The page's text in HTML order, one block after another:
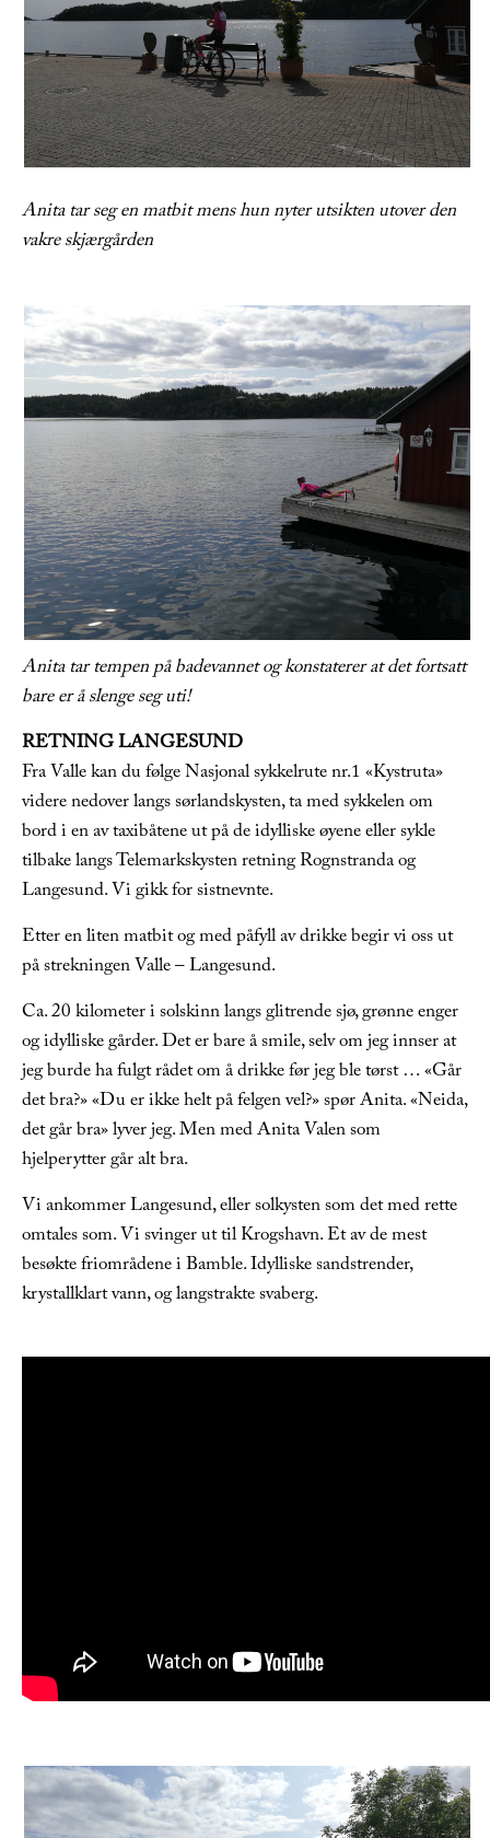
Anita tar seg en matbit mens hun nyter utsikten utover den
vakre skjærgården
Anita tar tempen på badevannet og konstaterer at det fortsatt
bare er å slenge seg uti!
RETNING LANGESUND
Fra Valle kan du følge Nasjonal sykkelrute nr.1 «Kystruta»
videre nedover langs sørlandskysten, ta med sykkelen om
bord i en av taxibåtene ut på de idylliske øyene eller sykle
tilbake langs Telemarkskysten retning Rognstranda og
Langesund. Vi gikk for sistnevnte.
Etter en liten matbit og med påfyll av drikke begir vi oss ut
på strekningen Valle – Langesund.
Ca. 20 kilometer i solskinn langs glitrende sjø, grønne enger
og idylliske gårder. Det er bare å smile, selv om jeg innser at
jeg burde ha fulgt rådet om å drikke før jeg ble tørst … «Går
det bra?» «Du er ikke helt på felgen vel?» spør Anita. «Neida,
det går bra» lyver jeg. Men med Anita Valen som
hjelperytter går alt bra.
Vi ankommer Langesund, eller solkysten som det med rette
omtales som. Vi svinger ut til Krogshavn. Et av de mest
besøkte friområdene i Bamble. Idylliske sandstrender,
krystallklart vann, og langstrakte svaberg.